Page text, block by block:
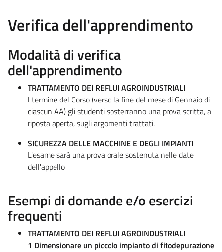
Verifica dell'apprendimento
Modalità di verifica
dell'apprendimento
TRATTAMENTO DEI REFLUI AGROINDUSTRIALI
l termine del Corso (verso la fine del mese di Gennaio di
ciascun AA) gli studenti sosterranno una prova scritta, a
riposta aperta, sugli argomenti trattati.
SICUREZZA DELLE MACCHINE E DEGLI IMPIANTI
L'esame sarà una prova orale sostenuta nelle date
dell'appello
Esempi di domande e/o esercizi
frequenti
TRATTAMENTO DEI REFLUI AGROINDUSTRIALI
1 Dimensionare un piccolo impianto di fitodepurazione